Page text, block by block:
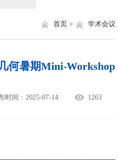
学术会议
首页 >
何暑期Mini-Workshop
时间：2025-07-14 1263